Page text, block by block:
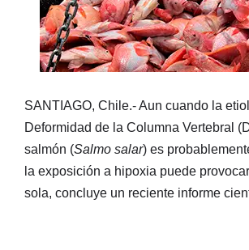
SANTIAGO, Chile.- Aun cuando la
Deformidad de la Columna Vertebral
salmón (Salmo salar) es
la exposición a hipoxia puede
sola, concluye un reciente informe